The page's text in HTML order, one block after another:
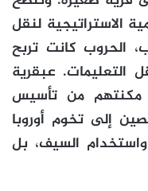
الاستراتيجية لنقل
الحروب كانت تربح
التعليمات. عبقرية
مكنتهم من تأسيس
إلى تخوم أوروبا
السيف، بل